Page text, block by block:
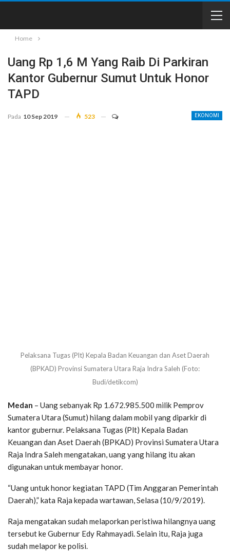
Home
Uang Rp 1,6 M Yang Raib Di Parkiran
Kantor Gubernur Sumut Untuk Honor
TAPD
EKONOMI
Pada 10 Sep 2019 523
Pelaksana Tugas (Plt) Kepala Badan Keuangan dan Aset Daerah
(BPKAD) Provinsi Sumatera Utara Raja Indra Saleh (Foto:
Budi/detikcom)
Medan – Uang sebanyak Rp 1.672.985.500 milik Pemprov
Sumatera Utara (Sumut) hilang dalam mobil yang diparkir di
kantor gubernur. Pelaksana Tugas (Plt) Kepala Badan
Keuangan dan Aset Daerah (BPKAD) Provinsi Sumatera Utara
Raja Indra Saleh mengatakan, uang yang hilang itu akan
digunakan untuk membayar honor.
“Uang untuk honor kegiatan TAPD (Tim Anggaran Pemerintah
Daerah),” kata Raja kepada wartawan, Selasa (10/9/2019).
Raja mengatakan sudah melaporkan peristiwa hilangnya uang
tersebut ke Gubernur Edy Rahmayadi. Selain itu, Raja juga
sudah melapor ke polisi.